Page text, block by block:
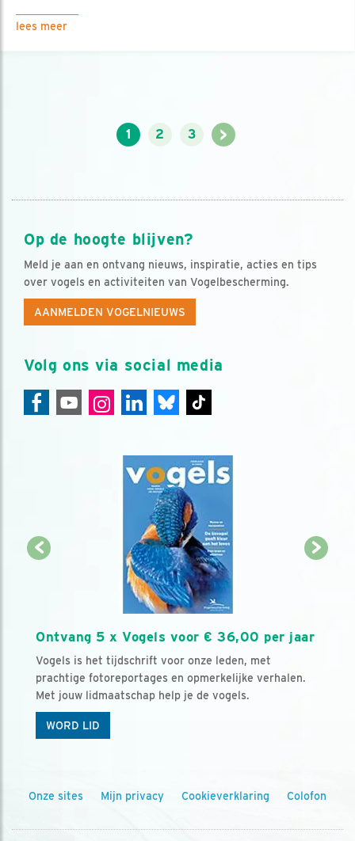
lees meer
1 2 3 >
Op de hoogte blijven?
Meld je aan en ontvang nieuws, inspiratie, acties en tips
over vogels en activiteiten van Vogelbescherming.
AANMELDEN VOGELNIEUWS
Volg ons via social media
Ontvang 5 x Vogels voor € 36,00 per jaar
Vogels is het tijdschrift voor onze leden, met
prachtige fotoreportages en opmerkelijke verhalen.
Met jouw lidmaatschap help je de vogels.
WORD LID
Onze sites Mijn privacy Cookieverklaring Colofon